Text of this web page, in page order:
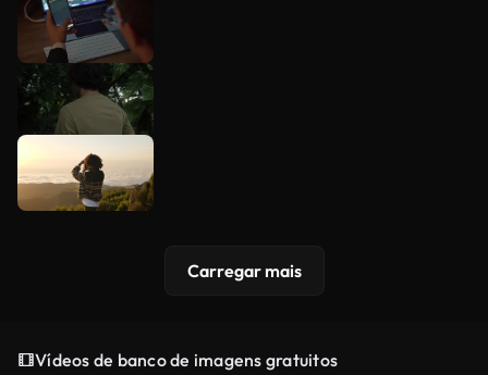
Carregar mais
Vídeos de banco de imagens gratuitos